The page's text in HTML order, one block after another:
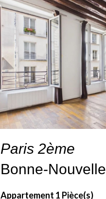
Paris 2ème
Bonne-Nouvelle
Appartement 1 Pièce(s)